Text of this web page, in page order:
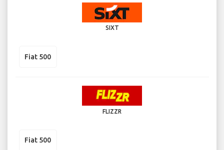
SIXT
Fiat 500
FLIZZR
Fiat 500